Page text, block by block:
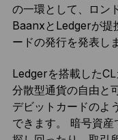
の一環として、ロン
BaanxとLedgerが提
ードの発行を発表し
Ledgerを搭載したCL
分散型通貨の自由と
デビットカードのよ
できます。 暗号資